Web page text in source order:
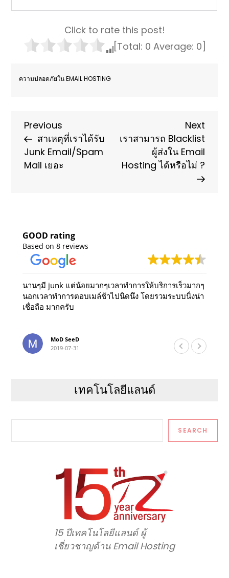
Click to rate this post!
[Total: 0 Average: 0]
ความปลอดภัยใน EMAIL HOSTING
Post
navigation
Previous
Post
Previous
สาเหตุที่เราได้รับ
Junk Email/Spam
Mail เยอะ
Next
Post
Next
เราสามารถ Blacklist
ผู้ส่งใน Email
Hosting ได้หรือไม่ ?
GOOD rating
Based on 8 reviews
นานๆมี junk แต่น้อยมากๆเวลาทำการให้บริการเร็วมากๆ
นอกเวลาทำการตอบเมล์ช้าไปนิดนึง โดยรวมระบบนิ่งน่า
เชื่อถือ มากครับ
MoD SeeD
2019-07-31
เทคโนโลยีแลนด์
SEARCH
15 ปีเทคโนโลยีแลนด์ ผู้
เชี่ยวชาญด้าน Email Hosting